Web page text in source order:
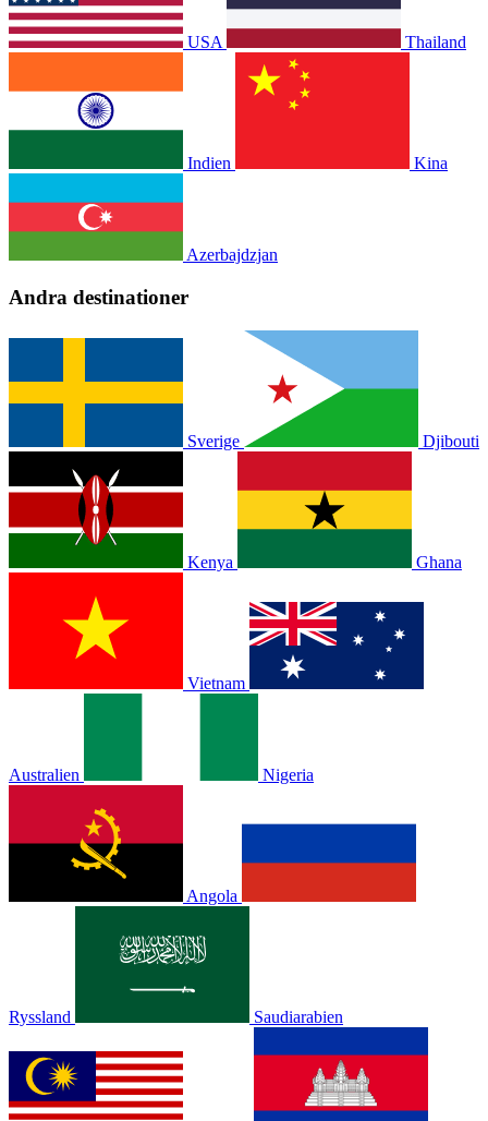
USA Thailand
Indien Kina
Azerbajdzjan
Andra destinationer
Sverige Djibouti
Kenya Ghana
Vietnam
Australien Nigeria
Angola
Ryssland Saudiarabien